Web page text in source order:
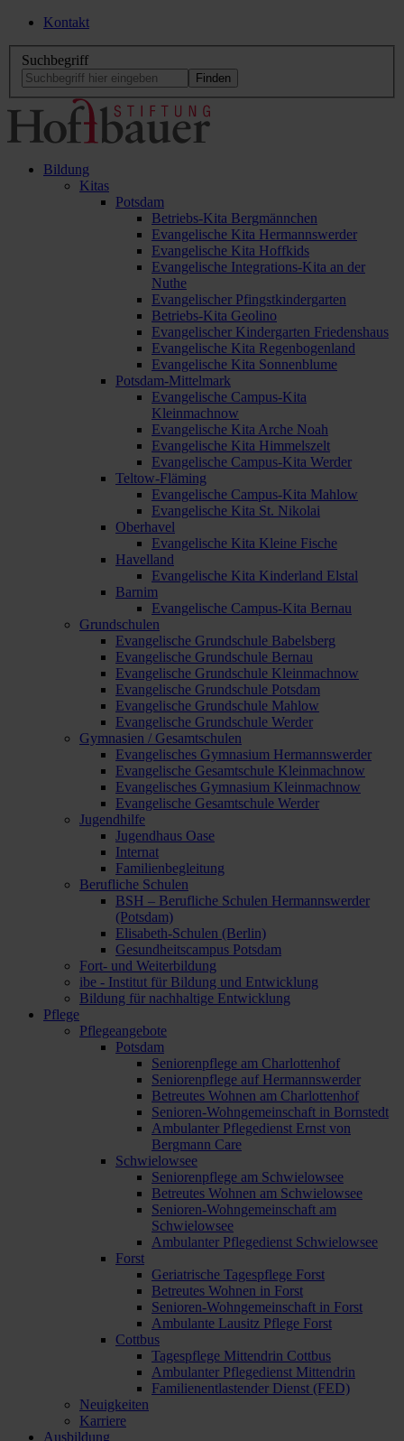
Kontakt
Suchbegriff
Bildung
Kitas
Potsdam
Betriebs-Kita Bergmännchen
Evangelische Kita Hermannswerder
Evangelische Kita Hoffkids
Evangelische Integrations-Kita an der
Nuthe
Evangelischer Pfingstkindergarten
Betriebs-Kita Geolino
Evangelischer Kindergarten Friedenshaus
Evangelische Kita Regenbogenland
Evangelische Kita Sonnenblume
Potsdam-Mittelmark
Evangelische Campus-Kita
Kleinmachnow
Evangelische Kita Arche Noah
Evangelische Kita Himmelszelt
Evangelische Campus-Kita Werder
Teltow-Fläming
Evangelische Campus-Kita Mahlow
Evangelische Kita St. Nikolai
Oberhavel
Evangelische Kita Kleine Fische
Havelland
Evangelische Kita Kinderland Elstal
Barnim
Evangelische Campus-Kita Bernau
Grundschulen
Evangelische Grundschule Babelsberg
Evangelische Grundschule Bernau
Evangelische Grundschule Kleinmachnow
Evangelische Grundschule Potsdam
Evangelische Grundschule Mahlow
Evangelische Grundschule Werder
Gymnasien / Gesamtschulen
Evangelisches Gymnasium Hermannswerder
Evangelische Gesamtschule Kleinmachnow
Evangelisches Gymnasium Kleinmachnow
Evangelische Gesamtschule Werder
Jugendhilfe
Jugendhaus Oase
Internat
Familienbegleitung
Berufliche Schulen
BSH – Berufliche Schulen Hermannswerder
(Potsdam)
Elisabeth-Schulen (Berlin)
Gesundheitscampus Potsdam
Fort- und Weiterbildung
ibe - Institut für Bildung und Entwicklung
Bildung für nachhaltige Entwicklung
Pflege
Pflegeangebote
Potsdam
Seniorenpflege am Charlottenhof
Seniorenpflege auf Hermannswerder
Betreutes Wohnen am Charlottenhof
Senioren-Wohngemeinschaft in Bornstedt
Ambulanter Pflegedienst Ernst von
Bergmann Care
Schwielowsee
Seniorenpflege am Schwielowsee
Betreutes Wohnen am Schwielowsee
Senioren-Wohngemeinschaft am
Schwielowsee
Ambulanter Pflegedienst Schwielowsee
Forst
Geriatrische Tagespflege Forst
Betreutes Wohnen in Forst
Senioren-Wohngemeinschaft in Forst
Ambulante Lausitz Pflege Forst
Cottbus
Tagespflege Mittendrin Cottbus
Ambulanter Pflegedienst Mittendrin
Familienentlastender Dienst (FED)
Neuigkeiten
Karriere
Ausbildung